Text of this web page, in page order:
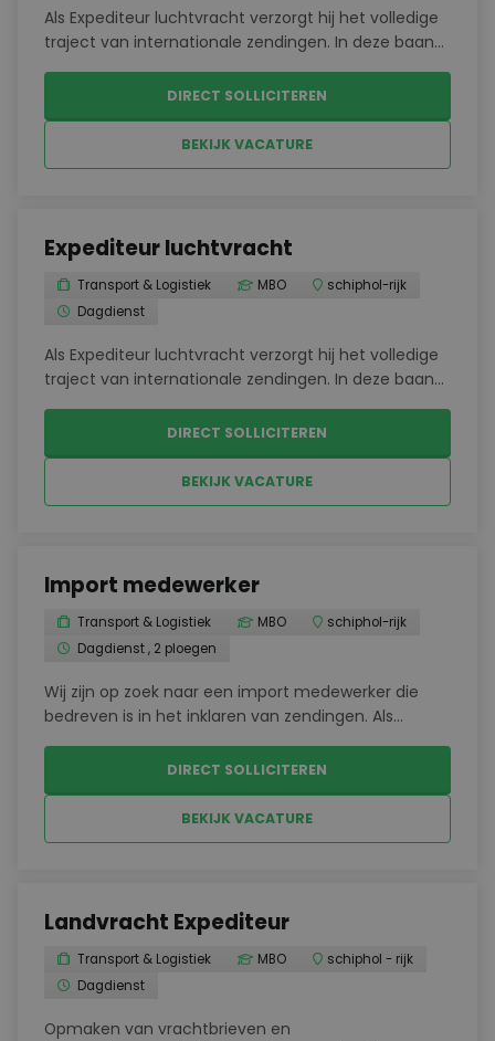
Als Expediteur luchtvracht verzorgt hij het volledige
traject van internationale zendingen. In deze baan
werkt hij samen met vervoerders, leveranciers en
buitenlandse agenten om alles soepel te laten
verlopen.Aannemen en afhandelen van
DIRECT SOLLICITEREN
BEKIJK VACATURE
Expediteur luchtvracht
Transport & Logistiek MBO
schiphol-rijk
Dagdienst
Als Expediteur luchtvracht verzorgt hij het volledige
traject van internationale zendingen. In deze baan
werkt hij samen met vervoerders, leveranciers en
buitenlandse agenten om alles soepel te laten
verlopen.Aannemen en afhandelen van
DIRECT SOLLICITEREN
BEKIJK VACATURE
Import medewerker
Transport & Logistiek MBO
schiphol-rijk
Dagdienst , 2 ploegen
Wij zijn op zoek naar een import medewerker die
bedreven is in het inklaren van zendingen. Als
Declarant ben je verantwoordelijk voor het
operationeel verwerken van Import
Luchtvrachtzendingen en het nauwkeurig opstellen
van alle bijbehorende docu...
DIRECT SOLLICITEREN
BEKIJK VACATURE
Landvracht Expediteur
Transport & Logistiek MBO
schiphol - rijk
Dagdienst
Opmaken van vrachtbrieven en